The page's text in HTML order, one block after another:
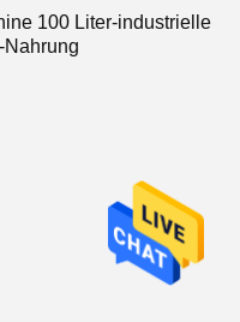
100 Liter-industrielle
Nahrung